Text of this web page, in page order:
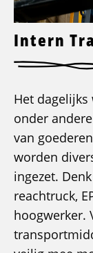
Intern
Het
onder
van
worden
ingezet.
reachtruck,
hoogwerker.